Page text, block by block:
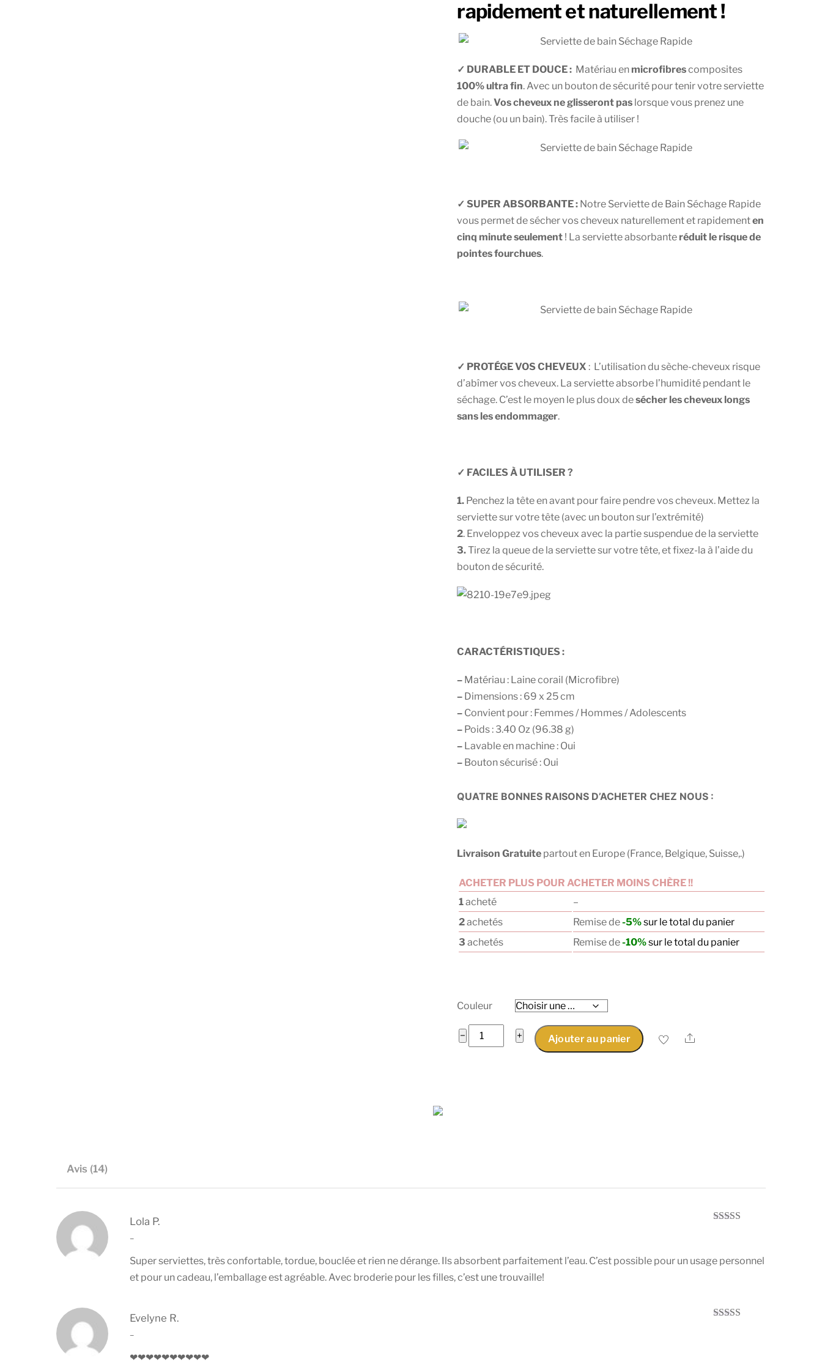
rapidement et naturellement !
✓ DURABLE ET DOUCE : Matériau en microfibrescomposites
100% ultra fin. Avec un bouton de sécurité pour tenir votre serviette
de bain.Vos cheveux ne glisseront pas lorsque vous prenez une
douche (ou un bain). Très facile à utiliser !
✓ SUPER ABSORBANTE : Notre Serviette de Bain Séchage Rapide
vous permet de sécher vos cheveux naturellement et rapidementen
cinq minute seulement ! La serviette absorbante réduit le risque de
pointes fourchues.
✓ PROTÉGE VOS CHEVEUX : L’utilisation du sèche-cheveux risque
d’abîmer vos cheveux. La serviette absorbe l’humidité pendant le
séchage. C’est le moyen le plus doux desécher les cheveux longs
sans les endommager.
✓ FACILES À UTILISER ?
1. Penchez la tête en avant pour faire pendre vos cheveux. Mettez la
serviette sur votre tête (avec un bouton sur l’extrémité)
2. Enveloppez vos cheveux avec la partie suspendue de la serviette
3.Tirez la queue de la serviette sur votre tête, et fixez-la à l’aide du
bouton de sécurité.
CARACTÉRISTIQUES :
– Matériau : Laine corail (Microfibre)
– Dimensions : 69 x 25 cm
– Convient pour : Femmes / Hommes / Adolescents
– Poids : 3.40 Oz (96.38 g)
– Lavable en machine : Oui
– Bouton sécurisé : Oui
QUATRE BONNES RAISONS D’ACHETER CHEZ NOUS :
Livraison Gratuite partout en Europe (France, Belgique, Suisse,.)
ACHETER PLUS POUR ACHETER MOINS CHÈRE !!
1acheté
–
2achetés Remise de-5%sur le total du panier
3 achetés Remise de-10%sur le total du panier
Couleur
−
quantité
de
+ Ajouter au panier Share
Avis (14)
Lola P.
–
Super serviettes, très confortable, tordue, bouclée et rien ne dérange. Ils absorbent parfaitement l’eau. C’est possible pour un usage personnel
et pour un cadeau, l’emballage est agréable. Avec broderie pour les filles, c’est une trouvaille!
Evelyne R.
–
❤❤❤❤❤❤❤❤❤❤